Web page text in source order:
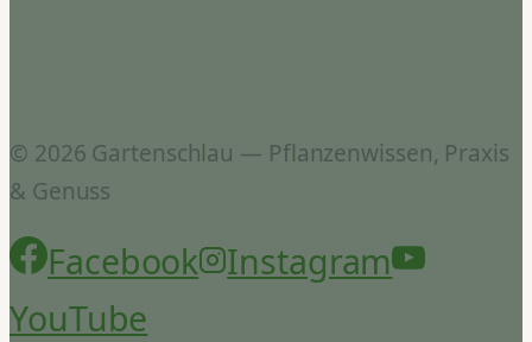
© 2026 Gartenschlau — Pflanzenwissen, Praxis
& Genuss
Facebook
Instagram
YouTube